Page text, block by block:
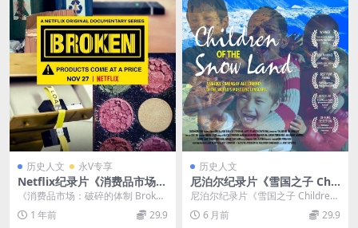
历史人文 永V专享
Netflix纪录片《消费品市场：
破碎的体制 Broken》全4集
英语中字 1080P/MP4/8.06G
消费陷阱纪录片
《消费品市场：破碎的体制 Broke
n》全4集 Netflix推出的全新调查纪
录...1 年前 29.9
历史人文
尼泊尔纪录片《雪国之子 Chil
dren of the Snow Land 201
8》英语中字 1080P/MP4/4.6
4G 尼泊尔学子回家之路
尼泊尔纪录片《雪国之子 Children
of the Snow Land 20...
6 月前 29.9